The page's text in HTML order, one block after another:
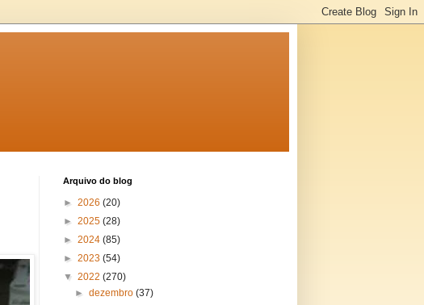
Arquivo do blog
► 2026 (20)
► 2025 (28)
► 2024 (85)
► 2023 (54)
▼ 2022 (270)
►dezembro(37)